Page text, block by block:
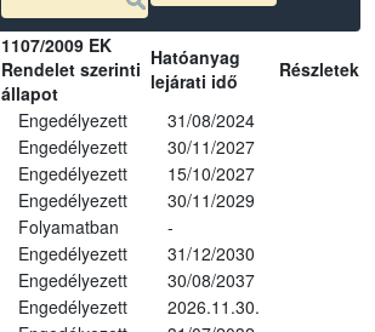
1107/2009 EK
Rendelet szerinti
állapot
Hatóanyag
lejárati idő
Részletek
Engedélyezett
31/08/2024
Engedélyezett
30/11/2027
Engedélyezett
15/10/2027
Engedélyezett
30/11/2029
Folyamatban
-
Engedélyezett
31/12/2030
Engedélyezett
30/08/2037
Engedélyezett
2026.11.30.